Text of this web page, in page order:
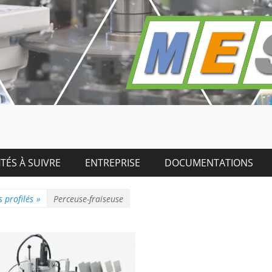
À SUIVRE ENTREPRISE DOCUMENTATIONS
profilés » Perceuse-fraiseuse